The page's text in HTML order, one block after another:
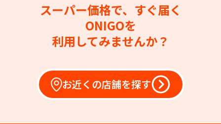
スーパー価格で、すぐ届く
ONIGOを
利用してみませんか？
お近くの店舗を探す